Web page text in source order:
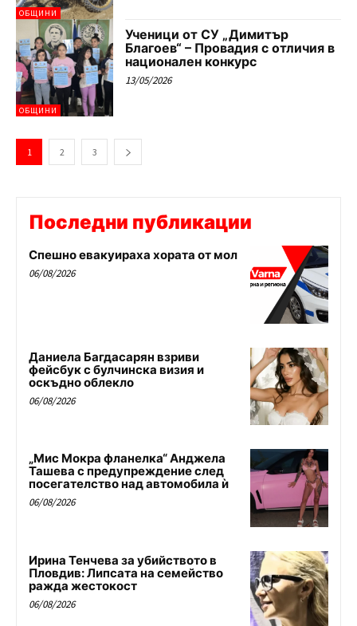
ОБЩИНИ
ОБЩИНИ
Ученици от СУ „Димитър
Благоев“ – Провадия с отличия в
национален конкурс
13/05/2026
1 2 3
Последни публикации
Спешно евакуираха хората от мол
06/08/2026
Даниела Багдасарян взриви
фейсбук с булчинска визия и
оскъдно облекло
06/08/2026
„Мис Мокра фланелка“ Анджела
Ташева с предупреждение след
посегателство над автомобила ѝ
06/08/2026
Ирина Тенчева за убийството в
Пловдив: Липсата на семейство
ражда жестокост
06/08/2026